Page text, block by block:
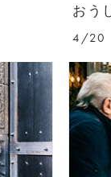
おう
4/20